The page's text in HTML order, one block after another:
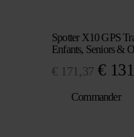
Spotter X10 GPS
Enfants, Seniors &
€ 171,37 Le
prix
€
Commander